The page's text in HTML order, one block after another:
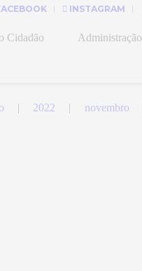
INSTAGRAM
Cidadão Administração
2022 novembro